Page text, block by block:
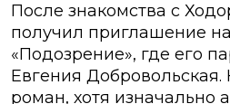
После знакомства с
получил приглашение
«Подозрение», где его
Евгения Добровольская.
роман, хотя изначально